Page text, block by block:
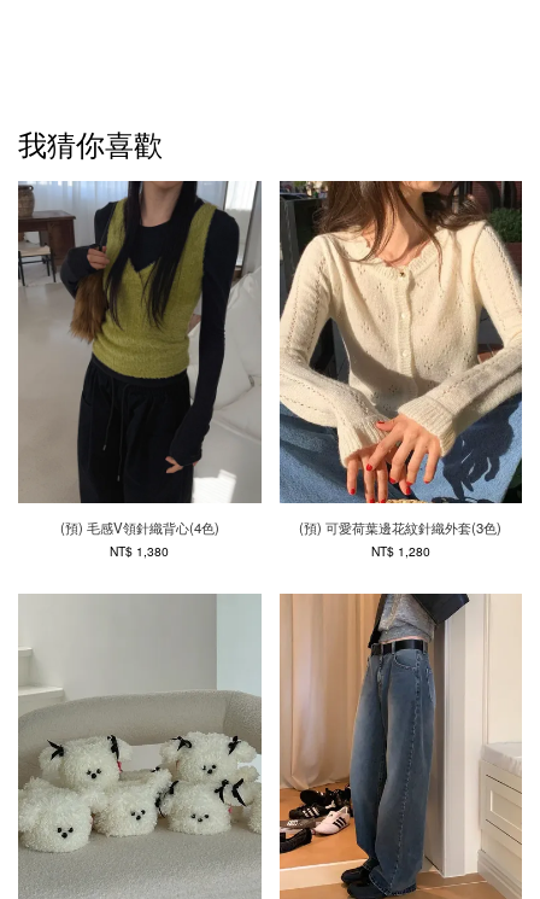
我猜你喜歡
(預) 毛感V領針織背心(4色)
NT$ 1,380
(預) 可愛荷葉邊花紋針織外套(3色)
NT$ 1,280